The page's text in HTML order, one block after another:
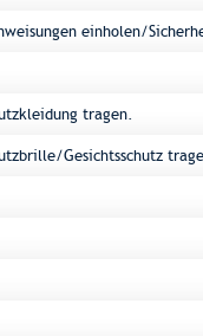
einholen/
tragen.
Gesichtsschutz